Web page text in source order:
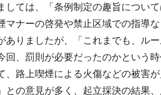
ては、「条例制定の趣旨につい
マナーの啓発や禁止区域での指導
ありましたが、「これまでも、ル
回、罰則が必要だったのかという
、路上喫煙による火傷などの被害
との意見が多く、起立採決の結果